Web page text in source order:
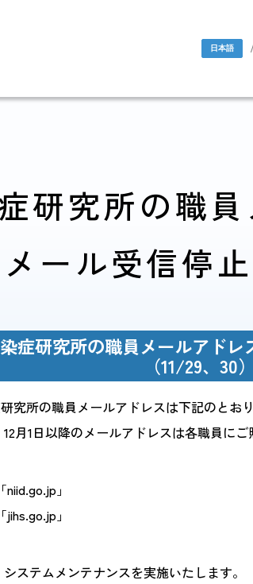
日本語 /
研究関係
国際協力・
研究所の職
ール受信停
染症研究所の職員メールアド
（11/29、30）
究所の職員メールアドレスは下記のとお
月1日以降のメールアドレスは各職員にご
」
」
ステムメンテナンスを実施いたします。